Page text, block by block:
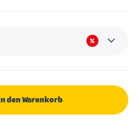
In den Warenkorb